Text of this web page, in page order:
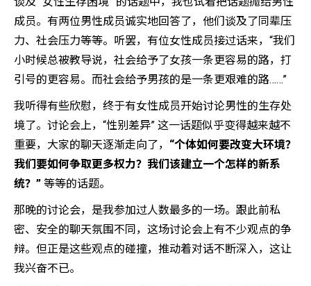
成员。有两位男性成员诚实地回答了，他们谈及了同辈压
力、社会压力等等。听罢，有位女性成员接过话来，“我们
小时候总被教导说，社会给予了女孩一条更容易的路，打
引号的更容易。而社会给予男孩的是一条更艰难的路……”
我听得有些欣慰，终于有女性成员开始讨论男性的生存处
境了。讨论会上，“性别差异” 这一话题似乎变得越来越不
重要，大家的聊天逐渐走向了， “个体如何要改变大环境？
我们要如何争取更多权力？我们该建立一个怎样的新系
统？” 等等的话题。
那晚的讨论会，是我参加过人数最多的一场。跟此前私
密、安全的聊天氛围不同，这场讨论会上有不少观点的争
辩。但正是这些观点的碰撞，推动着对话不断深入，这让
我兴奋不已。